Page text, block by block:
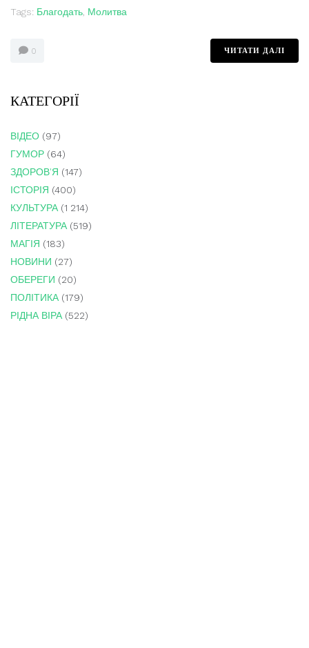
Tags: Благодать, Молитва
0 ЧИТАТИ ДАЛІ
КАТЕГОРІЇ
ВІДЕО (97)
ГУМОР (64)
ЗДОРОВ'Я (147)
ІСТОРІЯ (400)
КУЛЬТУРА(1 214)
ЛІТЕРАТУРА(519)
МАГІЯ (183)
НОВИНИ (27)
ОБЕРЕГИ (20)
ПОЛІТИКА(179)
РІДНА ВІРА(522)